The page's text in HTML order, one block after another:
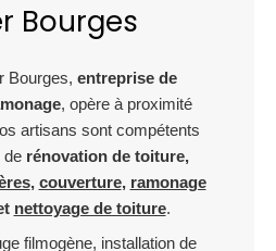
Bourges
Bourges, entreprise de
, opère à proximité
artisans sont compétents
de rénovation de toiture,
, couverture, ramonage
nettoyage de toiture.
filmogène, installation de